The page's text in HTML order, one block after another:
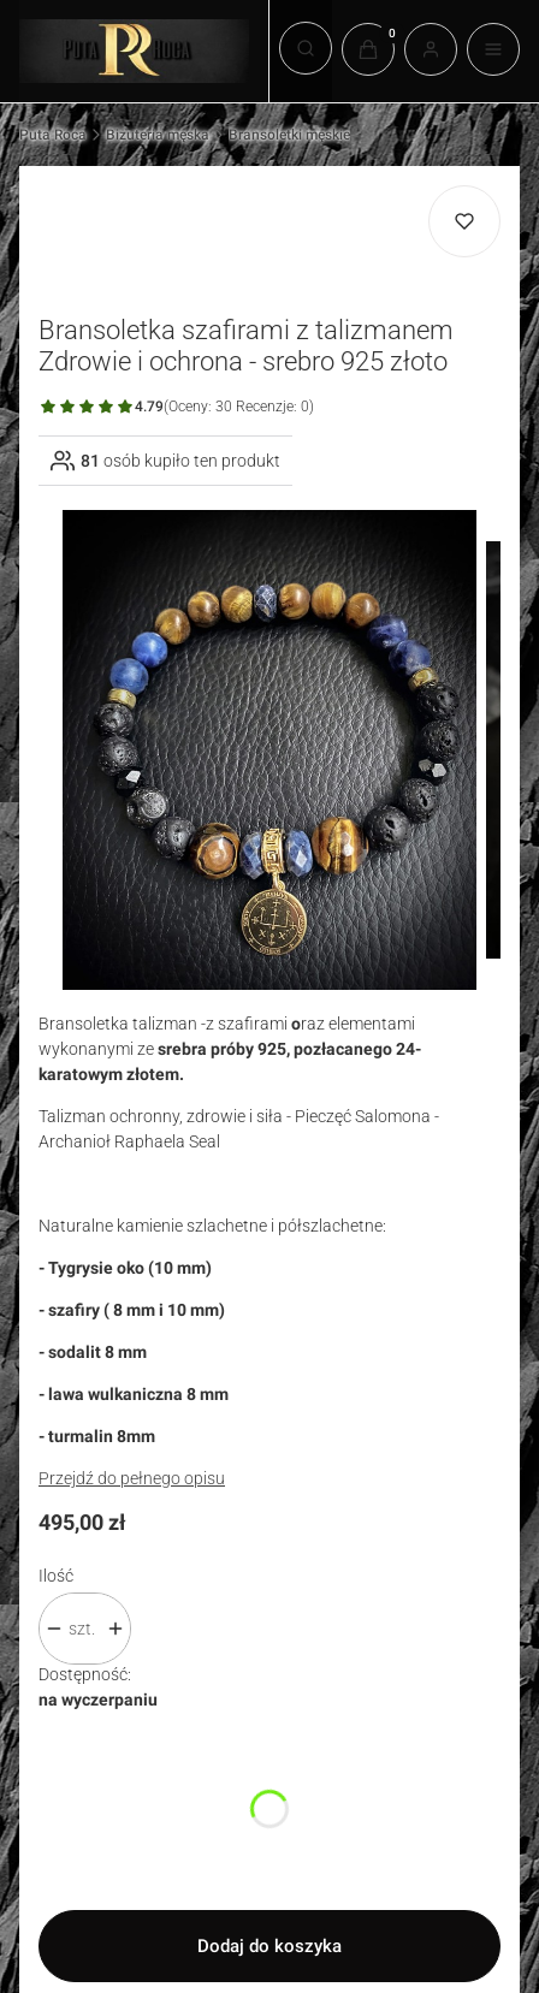
Otwórz wyszukiwarkę
Produkty w koszyku:
Puta Roca Biżuteria męska Bransoletki męskie
Bransoletka szafirami z talizmanem
Zdrowie i ochrona - srebro 925 złoto
4.79(Oceny: 30 Recenzje: 0)
81 osób kupiło ten produkt
Bransoletka talizman -z szafirami oraz elementami
wykonanymi zesrebra próby 925, pozłacanego 24-
karatowym złotem.
Talizman ochronny, zdrowie i siła - Pieczęć Salomona -
Archanioł Raphaela Seal
Naturalne kamienie szlachetne i półszlachetne:
- Tygrysie oko (10 mm)
- szafiry ( 8 mm i 10 mm)
- sodalit 8 mm
- lawa wulkaniczna 8 mm
- turmalin 8mm
Przejdź do pełnego opisu
Cena
495,00 zł
Ilość
szt.
Dostępność:
na wyczerpaniu
Dodaj do koszyka